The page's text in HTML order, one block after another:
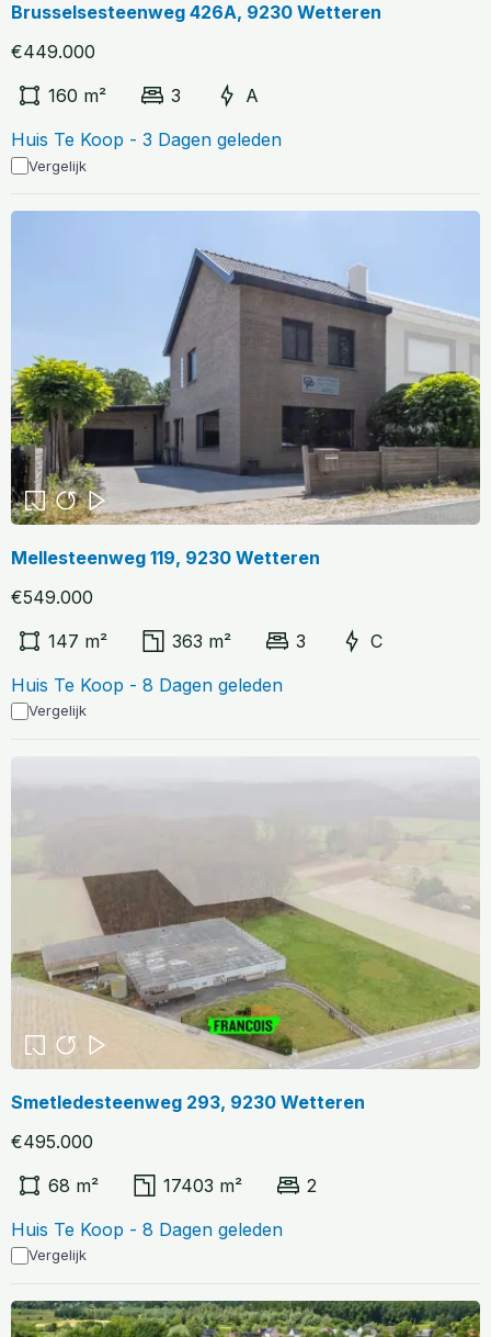
Brusselsesteenweg 426A, 9230 Wetteren
€449.000
160 m²
3
A
Huis Te Koop - 3 Dagen geleden
Vergelijk
Mellesteenweg 119, 9230 Wetteren
€549.000
147 m²
363 m² 3
C
Huis Te Koop - 8 Dagen geleden
Vergelijk
Smetledesteenweg 293, 9230 Wetteren
€495.000
68 m²
17403 m²
2
Huis Te Koop - 8 Dagen geleden
Vergelijk